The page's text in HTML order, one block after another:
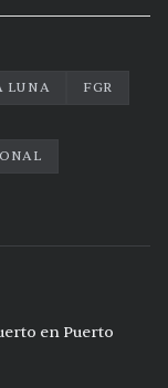
LUNA
FGR
en Puerto